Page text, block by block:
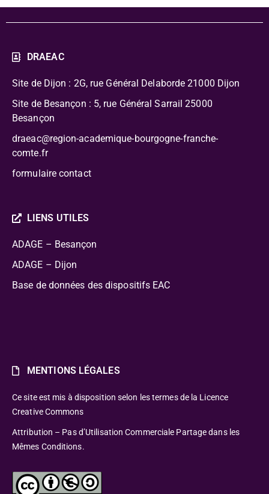
DRAEAC
Site de Dijon : 2G, rue Général Delaborde 21000 Dijon
Site de Besançon : 5, rue Général Sarrail 25000
Besançon
draeac@region-academique-bourgogne-franche-
comte.fr
formulaire contact
LIENS UTILES
ADAGE – Besançon
ADAGE – Dijon
Base de données des dispositifs EAC
MENTIONS LÉGALES
Ce site est mis à disposition selon les termes de la Licence
Creative Commons
Attribution – Pas d’Utilisation Commerciale Partage dans les
Mêmes Conditions.